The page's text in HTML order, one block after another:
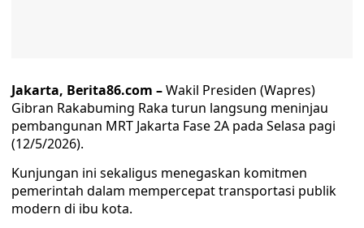
Jakarta, Berita86.com –Wakil Presiden (Wapres)
Gibran Rakabuming Raka turun langsung meninjau
pembangunan MRT Jakarta Fase 2A pada Selasa pagi
(12/5/2026).
Kunjungan ini sekaligus menegaskan komitmen
pemerintah dalam mempercepat transportasi publik
modern di ibu kota.